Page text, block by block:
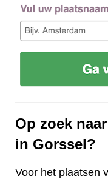
Op zoek
in Gorssel?
Voor het plaatsen